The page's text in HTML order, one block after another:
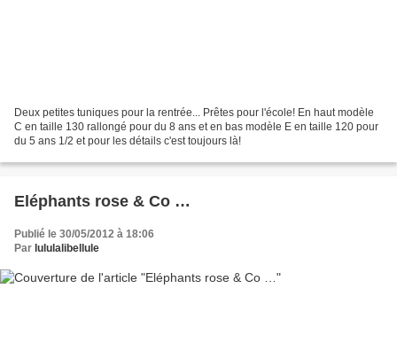
Deux petites tuniques pour la rentrée... Prêtes pour l'école! En haut modèle
C en taille 130 rallongé pour du 8 ans et en bas modèle E en taille 120 pour
du 5 ans 1/2 et pour les détails c'est toujours là!
Eléphants rose & Co …
Publié le 30/05/2012 à 18:06
Par lululalibellule